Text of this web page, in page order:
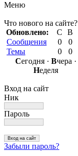
Меню
Что нового на сайте?
Обновлено:
С В
Сообщения
0 0
Темы
0 0
Сегодня · Вчера ·
Неделя
Вход на сайт
Ник
Пароль
Забыли пароль?